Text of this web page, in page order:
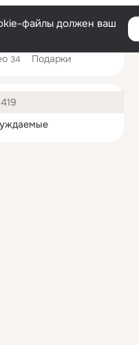
файлы должен ваш
34 Подарки
419